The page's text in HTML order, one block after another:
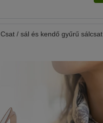
Csat / sál és kendő gyűrű